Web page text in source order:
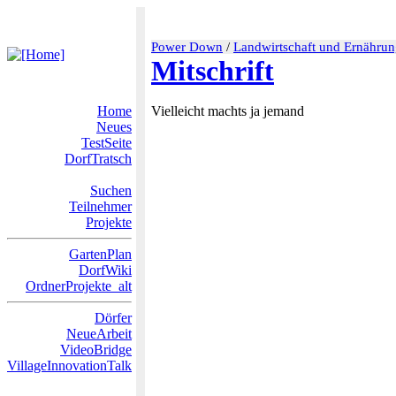
Power Down / Landwirtschaft und
Mitschrift
Home
Neues
TestSeite
DorfTratsch
Suchen
Teilnehmer
Projekte
GartenPlan
DorfWiki
OrdnerProjekte_alt
Dörfer
NeueArbeit
VideoBridge
VillageInnovationTalk
Vielleicht machts ja jemand